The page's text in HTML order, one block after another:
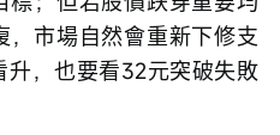
市場自然會重新下修支
，也要看32元突破失敗